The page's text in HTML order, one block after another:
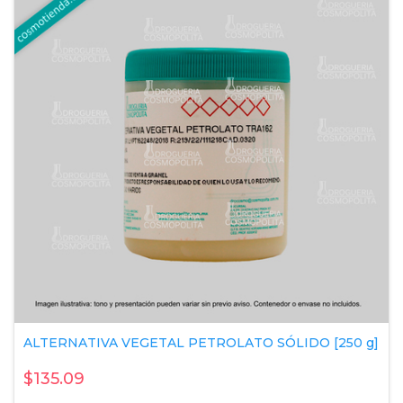
ALTERNATIVA VEGETAL PETROLATO SÓLIDO [250 g]
$135.09